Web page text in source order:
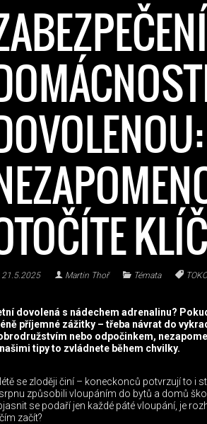
21.5.2025 Martin Thoř Témata
dovolená s nádechem adrenalinu?
příjemné zážitky – třeba návrat do
nebo odpočinkem,
tipy to zvládnete během chvilky.
se zloději činí – koneckonců potvrzují to i
způsobili vloupáním do bytů a domů
se podaří jen každé páté vloupání, je
začít?